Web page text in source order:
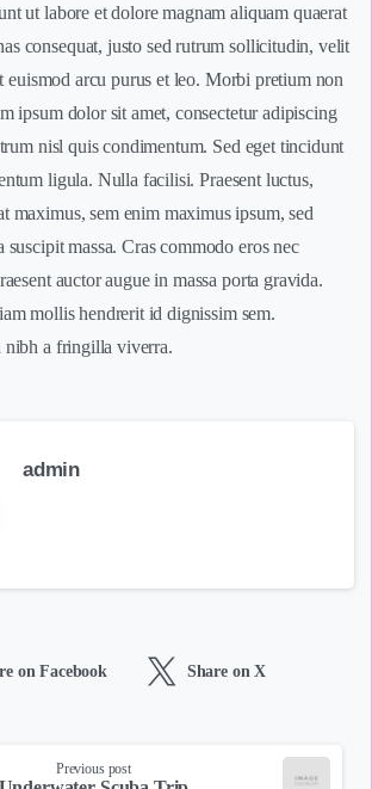
ut labore et dolore magnam aliquam quaerat
consequat, justo sed rutrum sollicitudin, velit
euismod arcu purus et leo. Morbi pretium non
ipsum dolor sit amet, consectetur adipiscing
nisl quis condimentum. Sed eget tincidunt
ligula. Nulla facilisi. Praesent luctus,
maximus, sem enim maximus ipsum, sed
suscipit massa. Cras commodo eros nec
auctor augue in massa porta gravida.
mollis hendrerit id dignissim sem.
nibh a fringilla viverra.
admin
on Facebook Share on X
Previous post